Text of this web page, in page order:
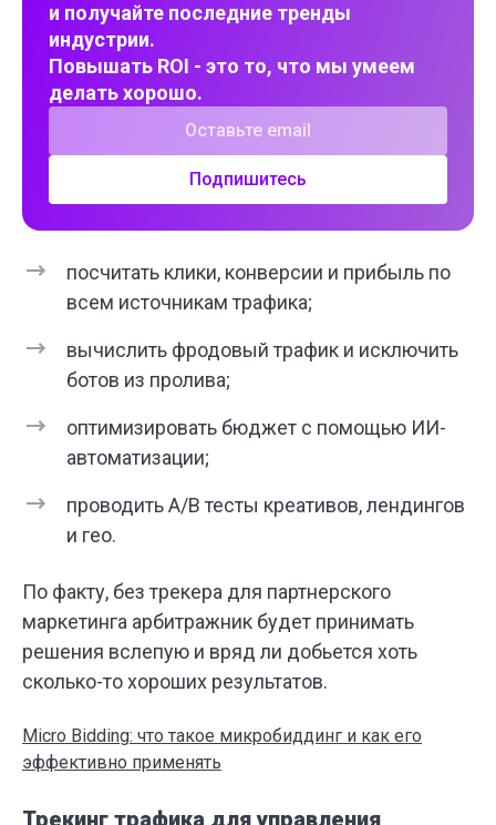
и получайте последние тренды
индустрии.
Повышать ROI - это то, что мы умеем
делать хорошо.
Подпишитесь
посчитать клики, конверсии и прибыль по
всем источникам трафика;
вычислить фродовый трафик и исключить
ботов из пролива;
оптимизировать бюджет с помощью ИИ-
автоматизации;
проводить A/B тесты креативов, лендингов
и гео.
По факту, без трекера для партнерского
маркетинга арбитражник будет принимать
решения вслепую и вряд ли добьется хоть
сколько-то хороших результатов.
Micro Bidding: что такое микробиддинг и как его
эффективно применять
Трекинг трафика для управления